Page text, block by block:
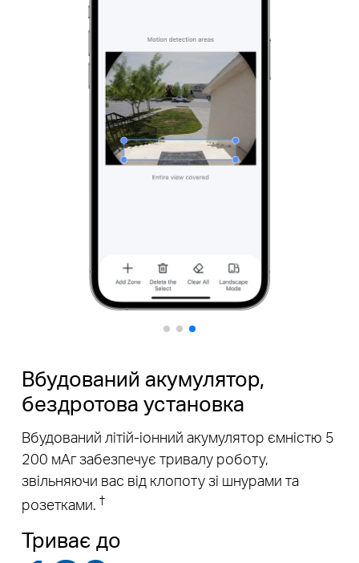
Вбудований акумулятор,
бездротова установка
Вбудований літій-іонний акумулятор ємністю 5
200 мАг забезпечує тривалу роботу,
звільняючи вас від клопоту зі шнурами та
розетками. †
Триває до